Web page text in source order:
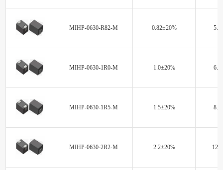
MIHP-0630-R82-M 0.82±20% 5.4
MIHP-0630-1R0-M 1.0±20% 6.5
MIHP-0630-1R5-M 1.5±20% 8.7
MIHP-0630-2R2-M 2.2±20% 12.8